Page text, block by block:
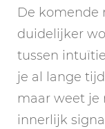
De komende
duidelijker
tussen
je al lange
maar weet je
innerlijk